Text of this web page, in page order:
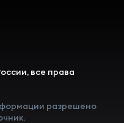
все права
разрешено